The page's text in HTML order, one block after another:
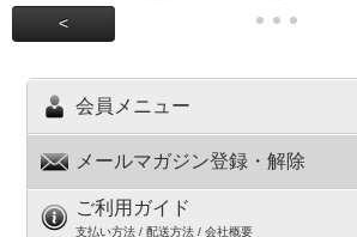
<
会員メニュー
メールマガジン登録・解除
ご利用ガイド
支払い方法 / 配送方法 / 会社概要